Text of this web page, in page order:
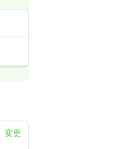
変更